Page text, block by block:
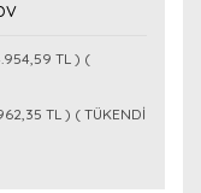
TL ) (
TL ) ( TÜKENDİ